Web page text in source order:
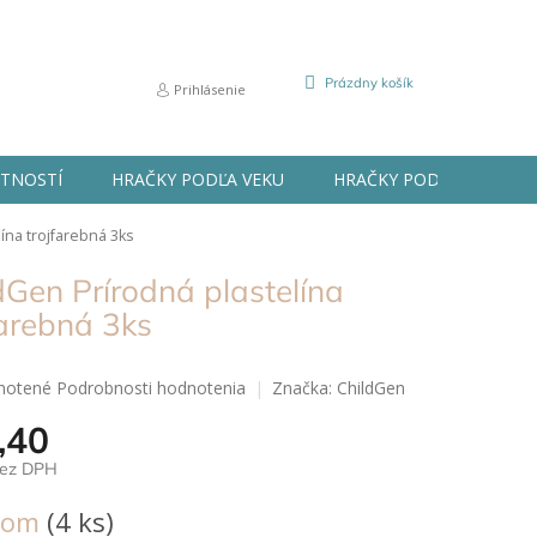
Prihlásenie
NÁKUPNÝ
Prázdny košík
HRAČKY PODĽA VEKU HRAČKY PODĽA
trojfarebná 3ks
Prírodná plastelína
3ks
Podrobnosti hodnotenia Značka: ChildGen
DPH
(4 ks)